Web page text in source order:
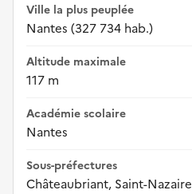
Ville la plus peuplée
Nantes (327 734 hab.)
Altitude maximale
117 m
Académie scolaire
Nantes
Sous-préfectures
Châteaubriant, Saint-Nazaire